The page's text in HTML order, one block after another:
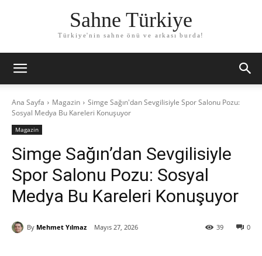
Sahne Türkiye
Türkiye'nin sahne önü ve arkası burda!
Ana Sayfa Magazin
Simge Sağın'dan Sevgilisiyle Spor Salonu Pozu:
Sosyal Medya Bu Kareleri Konuşuyor
Magazin
Simge Sağın’dan Sevgilisiyle
Spor Salonu Pozu: Sosyal
Medya Bu Kareleri Konuşuyor
By Mehmet Yılmaz Mayıs 27, 2026 0
39